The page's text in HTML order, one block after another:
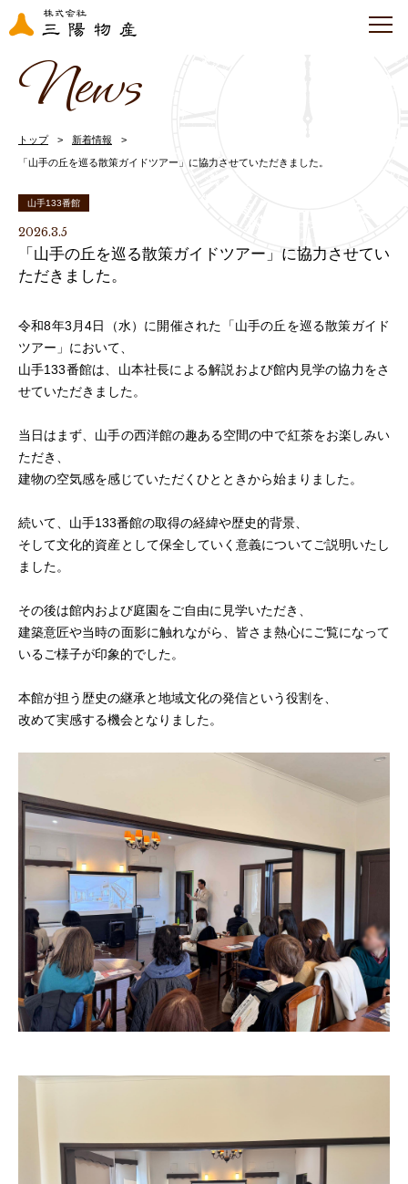
News
トップ 新着情報
「山手の丘を巡る散策ガイドツアー」に協力させていただきました。
山手133番館
2026.3.5
「山手の丘を巡る散策ガイドツアー」に協力させてい
ただきました。
令和8年3月4日（水）に開催された「山手の丘を巡る散策ガイド
ツアー」において、
山手133番館は、山本社長による解説および館内見学の協力をさ
せていただきました。
当日はまず、山手の西洋館の趣ある空間の中で紅茶をお楽しみい
ただき、
建物の空気感を感じていただくひとときから始まりました。
続いて、山手133番館の取得の経緯や歴史的背景、
そして文化的資産として保全していく意義についてご説明いたし
ました。
その後は館内および庭園をご自由に見学いただき、
建築意匠や当時の面影に触れながら、皆さま熱心にご覧になって
いるご様子が印象的でした。
本館が担う歴史の継承と地域文化の発信という役割を、
改めて実感する機会となりました。